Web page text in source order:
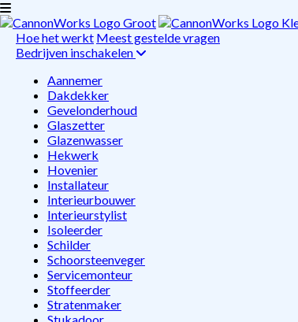
Hoe het werkt Meest gestelde vragen
Bedrijven inschakelen
Aannemer
Dakdekker
Gevelonderhoud
Glaszetter
Glazenwasser
Hekwerk
Hovenier
Installateur
Interieurbouwer
Interieurstylist
Isoleerder
Schilder
Schoorsteenveger
Servicemonteur
Stoffeerder
Stratenmaker